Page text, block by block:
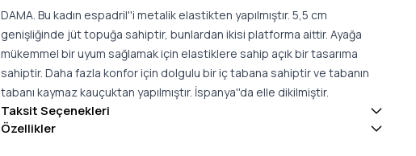
DAMA. Bu kadın espadril''i metalik elastikten yapılmıştır. 5,5 cm
genişliğinde jüt topuğa sahiptir, bunlardan ikisi platforma aittir. Ayağa
mükemmel bir uyum sağlamak için elastiklere sahip açık bir tasarıma
sahiptir. Daha fazla konfor için dolgulu bir iç tabana sahiptir ve tabanın
tabanı kaymaz kauçuktan yapılmıştır. İspanya''da elle dikilmiştir.
Taksit Seçenekleri
Özellikler